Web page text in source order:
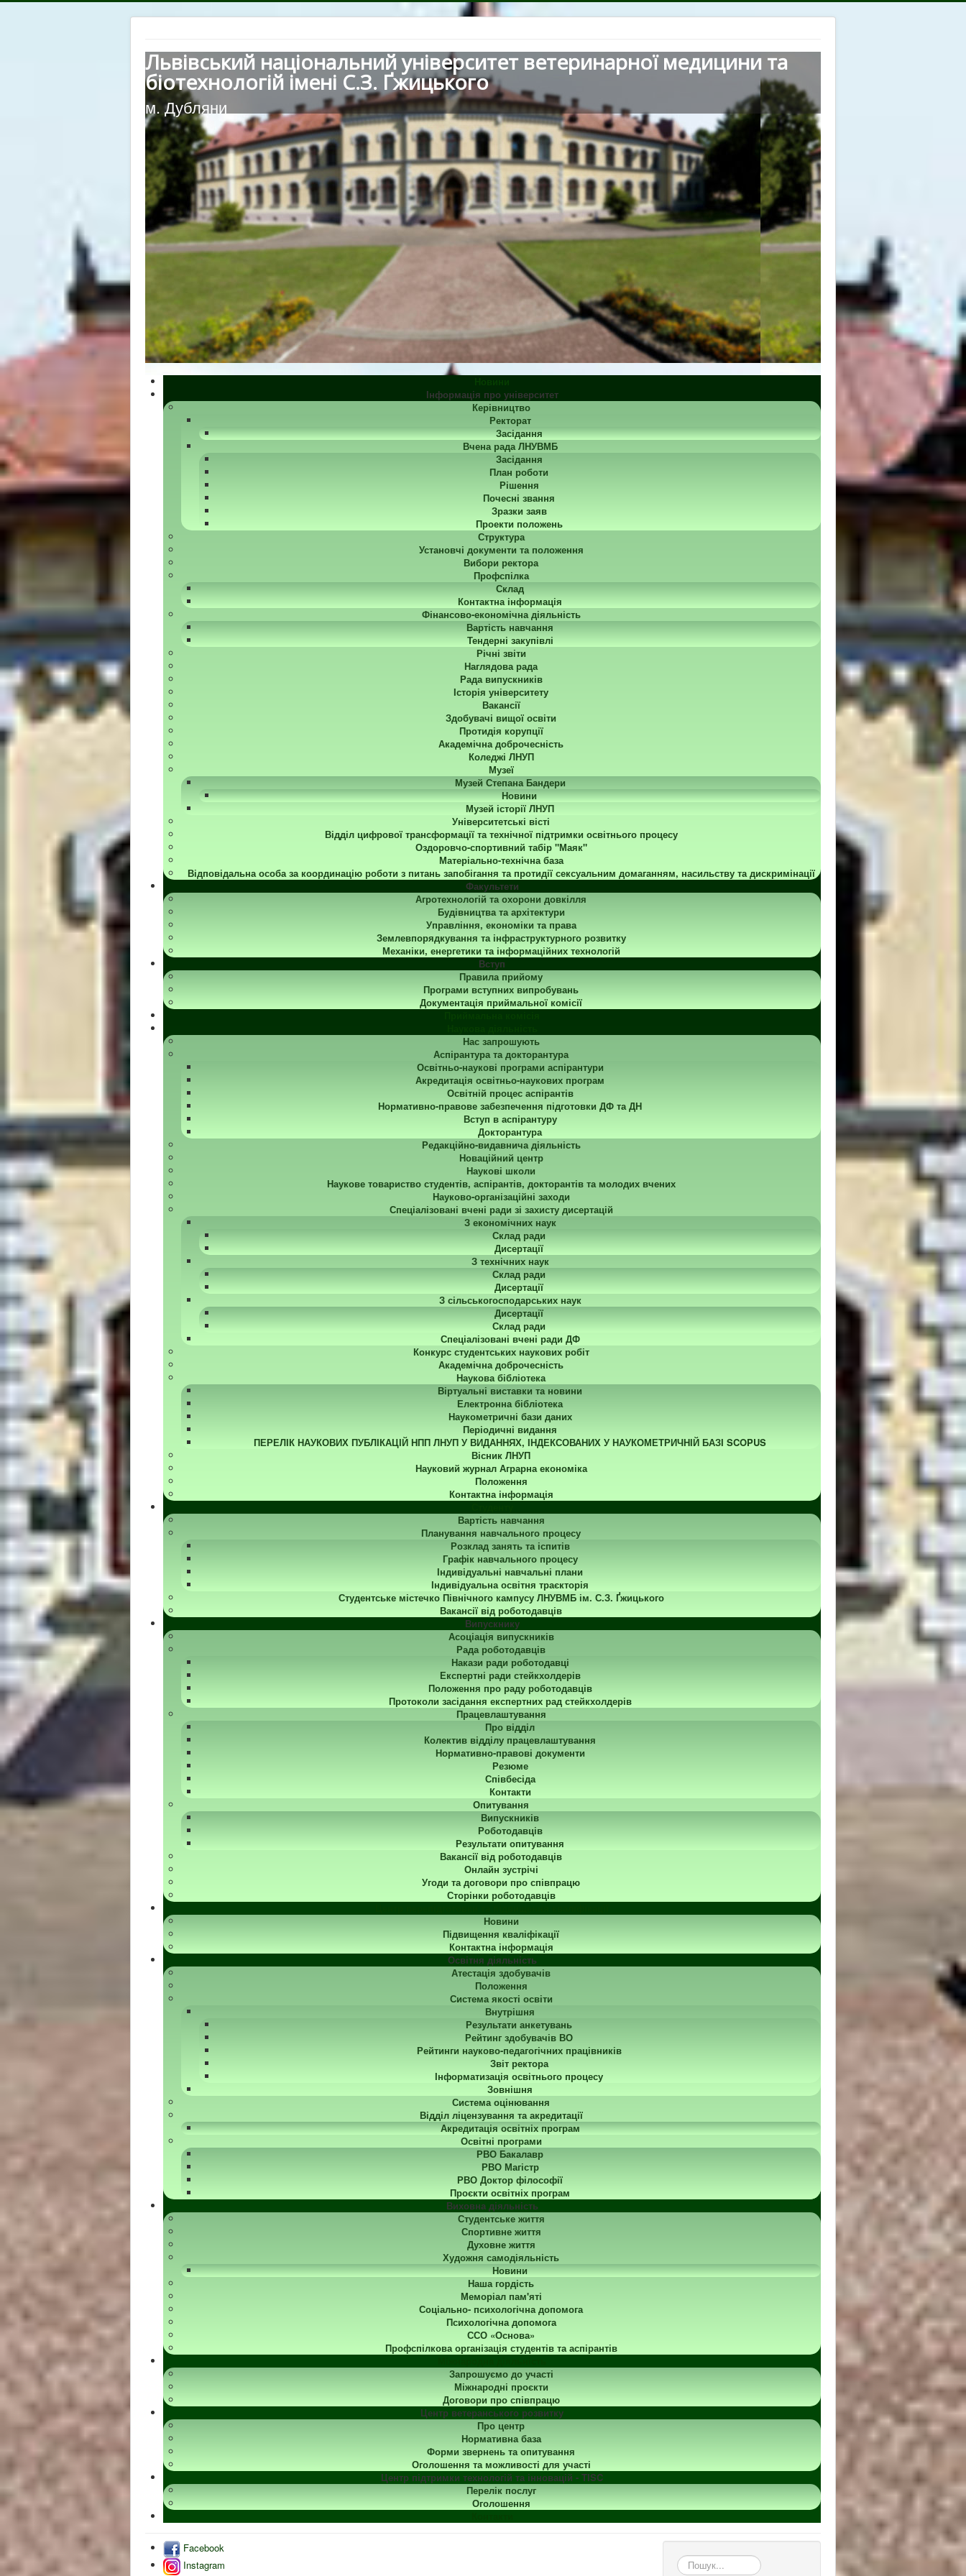
Львівський національний університет ветеринарної медицини та
біотехнологій імені С.З. Ґжицького
м. Дубляни
Інформація про університет
Керівництво
Ректорат
Засідання
Вчена рада ЛНУВМБ
Засідання
План роботи
Рішення
Почесні звання
Зразки заяв
Проекти положень
Структура
Установчі документи та положення
Вибори ректора
Профспілка
Склад
Контактна інформація
Фінансово-економічна діяльність
Вартість навчання
Тендерні закупівлі
Річні звіти
Наглядова рада
Рада випускників
Історія університету
Вакансії
Здобувачі вищої освіти
Протидія корупції
Академічна доброчесність
Коледжі ЛНУП
Музеї
Музей Степана Бандери
Новини
Музей історії ЛНУП
Університетські вісті
Відділ цифрової трансформації та технічної підтримки освітнього процесу
Оздоровчо-спортивний табір "Маяк"
Матеріально-технічна база
Відповідальна особа за координацію роботи з питань запобігання та протидії сексуальним домаганням, насильству та дискримінації
Факультети
Агротехнологій та охорони довкілля
Будівництва та архітектури
Управління, економіки та права
Землевпорядкування та інфраструктурного розвитку
Механіки, енергетики та інформаційних технологій
Вступ
Правила прийому
Програми вступних випробувань
Документація приймальної комісії
Нас запрошують
Аспірантура та докторантура
Освітньо-наукові програми аспірантури
Акредитація освітньо-наукових програм
Освітній процес аспірантів
Нормативно-правове забезпечення підготовки ДФ та ДН
Вступ в аспірантуру
Докторантура
Редакційно-видавнича діяльність
Новаційний центр
Наукові школи
Наукове товариство студентів, аспірантів, докторантів та молодих вчених
Науково-організаційні заходи
Спеціалізовані вчені ради зі захисту дисертацій
З економічних наук
Склад ради
Дисертації
З технічних наук
Склад ради
Дисертації
З сільськогосподарських наук
Дисертації
Склад ради
Спеціалізовані вчені ради ДФ
Конкурс студентських наукових робіт
Академічна доброчесність
Наукова бібліотека
Віртуальні виставки та новини
Електронна бібліотека
Наукометричні бази даних
Періодичні видання
ПЕРЕЛІК НАУКОВИХ ПУБЛІКАЦІЙ НПП ЛНУП У ВИДАННЯХ, ІНДЕКСОВАНИХ У НАУКОМЕТРИЧНІЙ БАЗІ SCOPUS
Вісник ЛНУП
Науковий журнал Аграрна економіка
Положення
Контактна інформація
Вартість навчання
Планування навчального процесу
Розклад занять та іспитів
Графік навчального процесу
Індивідуальні навчальні плани
Індивідуальна освітня траєкторія
Студентське містечко Північного кампусу ЛНУВМБ ім. С.З. Ґжицького
Вакансії від роботодавців
Випускнику
Асоціація випускників
Рада роботодавців
Накази ради роботодавці
Експертні ради стейкхолдерів
Положення про раду роботодавців
Протоколи засідання експертних рад стейкхолдерів
Працевлаштування
Про відділ
Колектив відділу працевлаштування
Нормативно-правові документи
Резюме
Співбесіда
Контакти
Опитування
Випускників
Роботодавців
Результати опитування
Вакансії від роботодавців
Онлайн зустрічі
Угоди та договори про співпрацю
Сторінки роботодавців
Новини
Підвищення кваліфікації
Контактна інформація
Освітня діяльність
Атестація здобувачів
Положення
Система якості освіти
Внутрішня
Результати анкетувань
Рейтинг здобувачів ВО
Рейтинги науково-педагогічних працівників
Звіт ректора
Інформатизація освітнього процесу
Зовнішня
Система оцінювання
Відділ ліцензування та акредитації
Акредитація освітніх програм
Освітні програми
РВО Бакалавр
РВО Магістр
РВО Доктор філософії
Проєкти освітніх програм
Виховна діяльність
Студентське життя
Спортивне життя
Духовне життя
Художня самодіяльність
Новини
Наша гордість
Меморіал пам'яті
Соціально- психологічна допомога
Психологічна допомога
ССО «Основа»
Профспілкова організація студентів та аспірантів
Запрошуємо до участі
Міжнародні проєкти
Договори про співпрацю
Центр ветеранського розвитку
Про центр
Нормативна база
Форми звернень та опитування
Оголошення та можливості для участі
Центр підтримки технологій та інновацій - TISC
Перелік послуг
Оголошення
Facebook
Instagram
пошук